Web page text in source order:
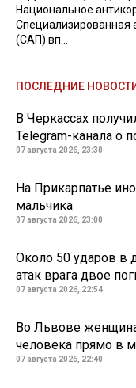
Национальное
Специализированная
(САП) вп...
ПОСЛЕДНИЕ
В Черкассах
Telegram-канала о
07 августа 2026, 23:30
На Прикарпатье
мальчика
07 августа 2026, 23:00
Около 50 ударов в
атак врага двое
07 августа 2026, 22:54
Во Львове
человека прямо в
07 августа 2026, 22:40